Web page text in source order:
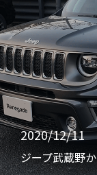
2020/12/11
ジープ武蔵野